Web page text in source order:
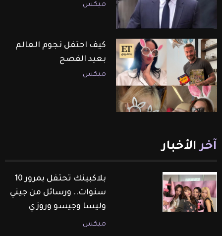
ميكس
كيف احتفل نجوم العالم
بعيد الفصح
ميكس
آخر الأخبار
بلاكبينك تحتفل بمرور 10
سنوات.. ورسائل من جيني
وليسا وجيسو وروزي
ميكس